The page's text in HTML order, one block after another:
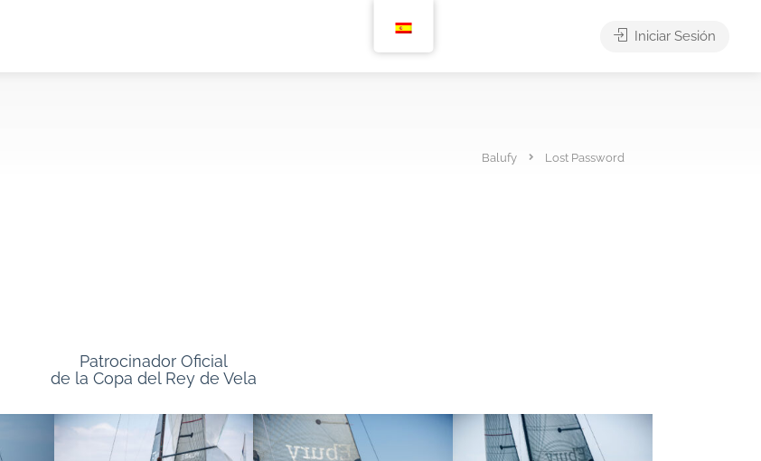
Iniciar Sesión
Balufy Lost Password
Patrocinador Oficial
de la Copa del Rey de Vela